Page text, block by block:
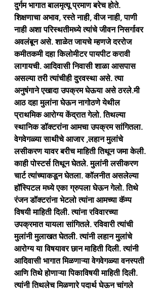
दुर्गम भागात बालमृत्यू प्रमाण बरेच होते.
शिक्षणाचा अभाव, रस्ते नाही, वीज नाही, पाणी
नाही अशा परिस्थतीमध्ये त्यांचे जीवन निसर्गावर
अवलंबून असे. शाळेत जायचे म्हणजे दररोज
कमीतकमी दहा किलोमीटर पायपीट करावी
लागायची. आदिवासी निवासी शाळा आसपास
असल्या तरी त्यांचीही दुरवस्था असे. त्या
अनुषंगाने एखादा उपक्रम घेऊया असे ठरले.मी
आठ दहा मुलांना घेऊन नागोठणे येथील
प्राथमिक आरोग्य केंद्रात गेलो. तिथल्या
स्थानिक डॉक्टरांना आमचा उपक्रम सांगितला.
वेगवेगळ्या साथीचे आजार ,लहान मुलांचे
लसीकरण यावर बरीच माहिती तिथून जमा केली.
काही पोस्टर्स तिथून घेतले. मुलांनी लसीकरण
चार्ट त्यांच्याकडून घेतला. कॉलनीत असलेल्या
हॉस्पिटल मध्ये एका ग्रुपला घेऊन गेलो. तिथे
रंजन डॉक्टरांना भेटलो त्यांना आमच्या कॅम्प
विषयी माहिती दिली. त्यांना रविवारच्या
उपक्रमात यायला सांगितले. रविवारी त्यांची
मुलांनी मुलाखत घेतली. त्यांनी लहान मुलांचे
आरोग्य या विषयावर छान माहिती दिली. त्यांनी
आदिवासी भागात मिळणाऱ्या वेगवेगळ्या वनस्पती
आणि तिथे होणाऱ्या पिकाविषयी माहिती दिली.
त्यांनी तिथलेच मिळणारे पदार्थ घेऊन चांगले